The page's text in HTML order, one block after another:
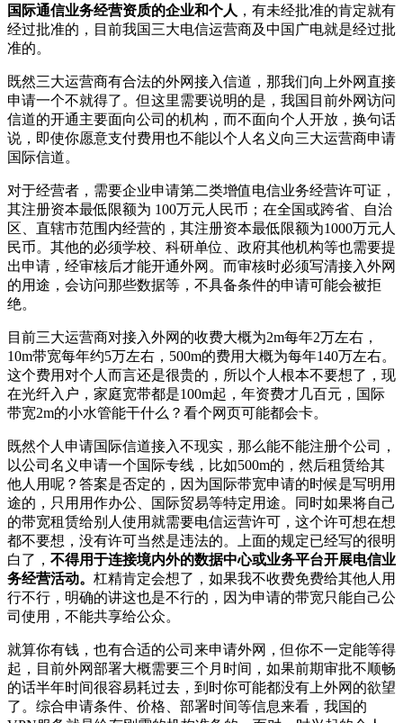
国际通信业务经营资质的企业和个人 ，有未经批准的肯定就有
经过批准的，目前我国三大电信运营商及中国广电就是经过批
准的。
既然三大运营商有合法的外网接入信道，那我们向上外网直接
申请一个不就得了。但这里需要说明的是，我国目前外网访问
信道的开通主要面向公司的机构，而不面向个人开放，换句话
说，即使你愿意支付费用也不能以个人名义向三大运营商申请
国际信道。
对于经营者，需要企业申请第二类增值电信业务经营许可证，
其注册资本最低限额为 100万元人民币；在全国或跨省、自治
区、直辖市范围内经营的，其注册资本最低限额为1000万元人
民币。其他的必须学校、科研单位、政府其他机构等也需要提
出申请，经审核后才能开通外网。而审核时必须写清接入外网
的用途，会访问那些数据等，不具备条件的申请可能会被拒
绝。
目前三大运营商对接入外网的收费大概为2m每年2万左右，
10m带宽每年约5万左右，500m的费用大概为每年140万左右。
这个费用对个人而言还是很贵的，所以个人根本不要想了，现
在光纤入户，家庭宽带都是100m起，年资费才几百元，国际
带宽2m的小水管能干什么？看个网页可能都会卡。
既然个人申请国际信道接入不现实，那么能不能注册个公司，
以公司名义申请一个国际专线，比如500m的，然后租赁给其
他人用呢？答案是否定的，因为国际带宽申请的时候是写明用
途的，只用用作办公、国际贸易等特定用途。同时如果将自己
的带宽租赁给别人使用就需要电信运营许可，这个许可想在想
都不要想，没有许可当然是违法的。上面的规定已经写的很明
白了， 不得用于连接境内外的数据中心或业务平台开展电信业
务经营活动。 杠精肯定会想了，如果我不收费免费给其他人用
行不行，明确的讲这也是不行的，因为申请的带宽只能自己公
司使用，不能共享给公众。
就算你有钱，也有合适的公司来申请外网，但你不一定能等得
起，目前外网部署大概需要三个月时间，如果前期审批不顺畅
的话半年时间很容易耗过去，到时你可能都没有上外网的欲望
了。综合申请条件、价格、部署时间等信息来看，我国的